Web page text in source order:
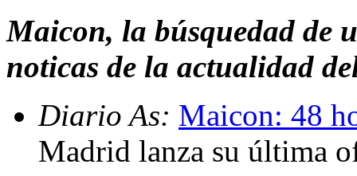
Maicon, la búsquedad de
noticas de la actualidad
Diario As: Maicon: 48
Madrid lanza su última